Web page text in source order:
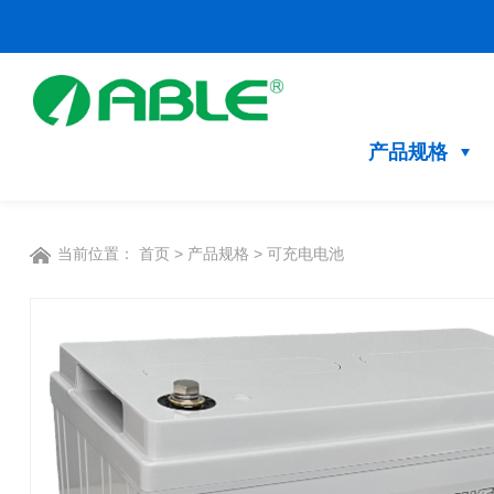
产品规格
当前位置： 首页 > 产品规格 > 可充电电池